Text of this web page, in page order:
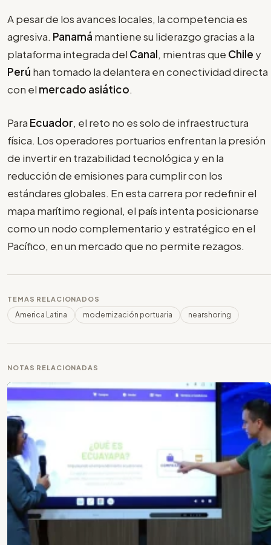
A pesar de los avances locales, la competencia es
agresiva. Panamá mantiene su liderazgo gracias a la
plataforma integrada del Canal, mientras que Chile y
Perú han tomado la delantera en conectividad directa
con el mercado asiático.
Para Ecuador, el reto no es solo de infraestructura
física. Los operadores portuarios enfrentan la presión
de invertir en trazabilidad tecnológica y en la
reducción de emisiones para cumplir con los
estándares globales. En esta carrera por redefinir el
mapa marítimo regional, el país intenta posicionarse
como un nodo complementario y estratégico en el
Pacífico, en un mercado que no permite rezagos.
TEMAS RELACIONADOS
America Latina modernización portuaria nearshoring
NOTAS RELACIONADAS